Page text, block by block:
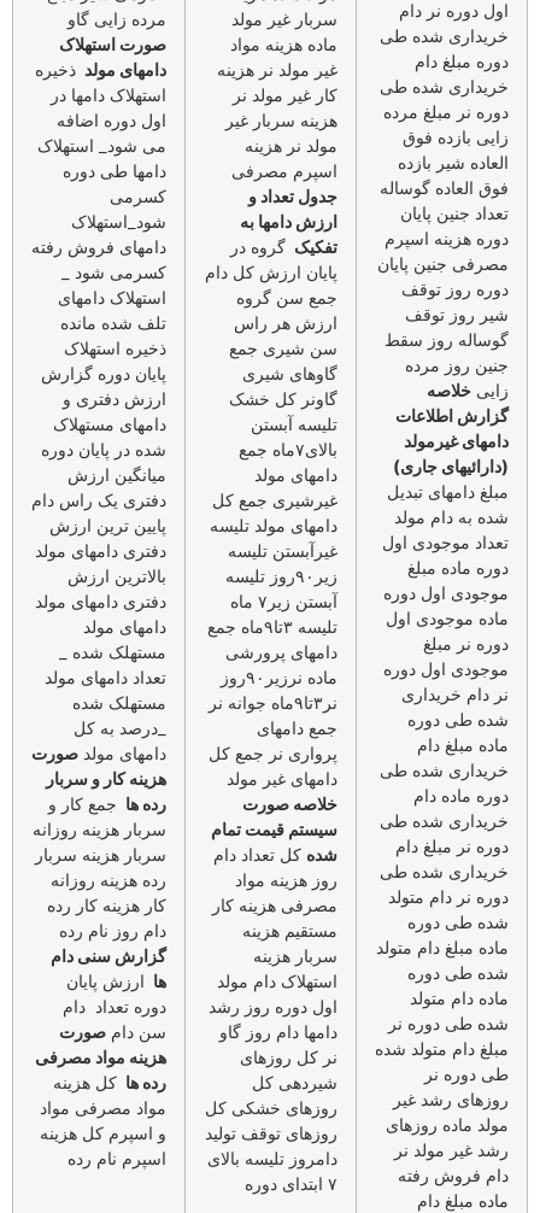
اول دوره نر دام
خریداری شده طی
دوره مبلغ دام
خریداری شده طی
دوره نر مبلغ مرده
زایی بازده فوق
العاده شیر بازده
فوق العاده گوساله
تعداد جنین پایان
دوره هزینه اسپرم
مصرفی جنین پایان
دوره روز توقف
شیر روز توقف
گوساله روز سقط
جنین روز مرده
زایی خلاصه
گزارش اطلاعات
دامهای غیرمولد
(دارائیهای جاری)
مبلغ دامهای تبدیل
شده به دام مولد
تعداد موجودی اول
دوره ماده مبلغ
موجودی اول دوره
ماده موجودی اول
دوره نر مبلغ
موجودی اول دوره
نر دام خریداری
شده طی دوره
ماده مبلغ دام
خریداری شده طی
دوره ماده دام
خریداری شده طی
دوره نر مبلغ دام
خریداری شده طی
دوره نر دام متولد
شده طی دوره
ماده مبلغ دام متولد
شده طی دوره
ماده دام متولد
شده طی دوره نر
مبلغ دام متولد شده
طی دوره نر
روزهای رشد غیر
مولد ماده روزهای
رشد غیر مولد نر
دام فروش رفته
ماده مبلغ دام
سربار غیر مولد
ماده هزینه مواد
غیر مولد نر هزینه
کار غیر مولد نر
هزینه سربار غیر
مولد نر هزینه
اسپرم مصرفی
جدول تعداد و
ارزش دامها به
تفکیک گروه در
پایان ارزش کل دام
جمع سن گروه
ارزش هر راس
سن شیری جمع
گاوهای شیری
گاونر کل خشک
تلیسه آبستن
بالای۷ماه جمع
دامهای مولد
غیرشیری جمع کل
دامهای مولد تلیسه
غیرآبستن تلیسه
زیر۹۰روز تلیسه
آبستن زیر۷ ماه
تلیسه ۳تا۹ماه جمع
دامهای پرورشی
ماده نرزیر۹۰روز
نر۳تا۹ماه جوانه نر
جمع دامهای
پرواری نر جمع کل
دامهای غیر مولد
خلاصه صورت
سیستم قیمت تمام
شده کل تعداد دام
روز هزینه مواد
مصرفی هزینه کار
مستقیم هزینه
سربار هزینه
استهلاک دام مولد
اول دوره روز رشد
دامها دام روز گاو
نر کل روزهای
شیردهی کل
روزهای خشکی کل
روزهای توقف تولید
دامروز تلیسه بالای
۷ ابتدای دوره
مرده زایی گاو
صورت استهلاک
دامهای مولد ذخیره
استهلاک دامها در
اول دوره اضافه
می شود_ استهلاک
دامها طی دوره
کسرمی
شود_استهلاک
دامهای فروش رفته
کسرمی شود _
استهلاک دامهای
تلف شده مانده
ذخیره استهلاک
پایان دوره گزارش
ارزش دفتری و
دامهای مستهلاک
شده در پایان دوره
میانگین ارزش
دفتری یک راس دام
پایین ترین ارزش
دفتری دامهای مولد
بالاترین ارزش
دفتری دامهای مولد
دامهای مولد
مستهلک شده _
تعداد دامهای مولد
مستهلک شده
_درصد به کل
دامهای مولد صورت
هزینه کار و سربار
رده ها جمع کار و
سربار هزینه روزانه
سربار هزینه سربار
رده هزینه روزانه
کار هزینه کار رده
دام روز نام رده
گزارش سنی دام
ها ارزش پایان
دوره تعداد دام
سن دام صورت
هزینه مواد مصرفی
رده ها کل هزینه
مواد مصرفی مواد
و اسپرم کل هزینه
اسپرم نام رده